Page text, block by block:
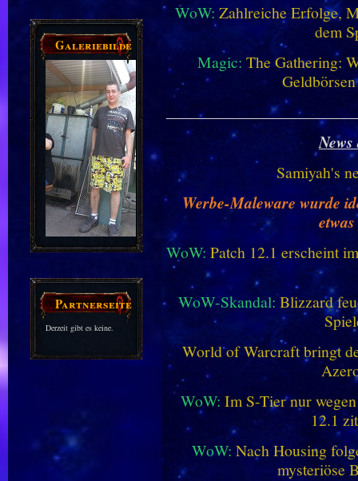
Galeriebilder
Partnerseiten
Derzeit gibt es keine.
WoW: Zahlreiche Erfolge,
dem
Magic: The Gathering:
Samiyah's
Werbe-Maleware wurde
WoW: Patch 12.1 erscheint
WoW-Skandal: Blizzard
World of Warcraft bringt
WoW: Im S-Tier nur
12.1
WoW: Nach Housing
mysteriöse